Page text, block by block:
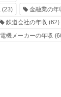
(23) 金融業の年
鉄道会社の年収 (62)
電機メーカーの年収